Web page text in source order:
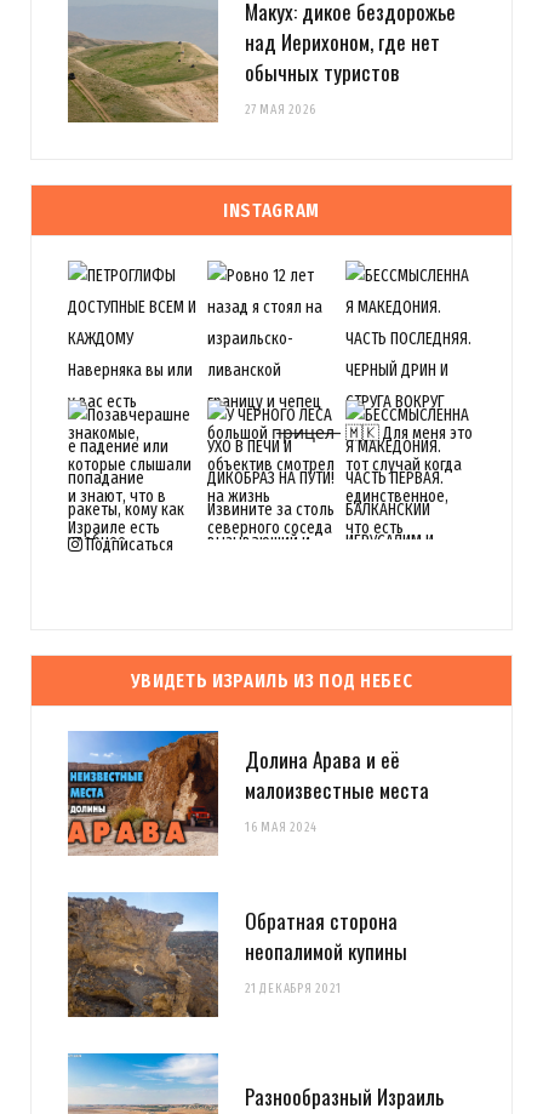
Макух: дикое бездорожье
над Иерихоном, где нет
обычных туристов
27 МАЯ 2026
INSTAGRAM
Подписаться
УВИДЕТЬ ИЗРАИЛЬ ИЗ ПОД НЕБЕС
Долина Арава и её
малоизвестные места
16 МАЯ 2024
Обратная сторона
неопалимой купины
21 ДЕКАБРЯ 2021
Разнообразный Израиль